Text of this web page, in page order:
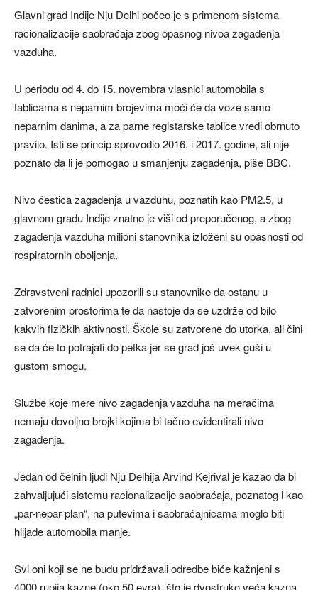
Glavni grad Indije Nju Delhi počeo je s primenom sistema
racionalizacije saobraćaja zbog opasnog nivoa zagađenja
vazduha.
U periodu od 4. do 15. novembra vlasnici automobila s
tablicama s neparnim brojevima moći će da voze samo
neparnim danima, a za parne registarske tablice vredi obrnuto
pravilo. Isti se princip sprovodio 2016. i 2017. godine, ali nije
poznato da li je pomogao u smanjenju zagađenja, piše BBC.
Nivo čestica zagađenja u vazduhu, poznatih kao PM2.5, u
glavnom gradu Indije znatno je viši od preporučenog, a zbog
zagađenja vazduha milioni stanovnika izloženi su opasnosti od
respiratornih oboljenja.
Zdravstveni radnici upozorili su stanovnike da ostanu u
zatvorenim prostorima te da nastoje da se uzdrže od bilo
kakvih fizičkih aktivnosti. Škole su zatvorene do utorka, ali čini
se da će to potrajati do petka jer se grad još uvek guši u
gustom smogu.
Službe koje mere nivo zagađenja vazduha na meračima
nemaju dovoljno brojki kojima bi tačno evidentirali nivo
zagađenja.
Jedan od čelnih ljudi Nju Delhija Arvind Kejrival je kazao da bi
zahvaljujući sistemu racionalizacije saobraćaja, poznatog i kao
„par-nepar plan“, na putevima i saobraćajnicama moglo biti
hiljade automobila manje.
Svi oni koji se ne budu pridržavali odredbe biće kažnjeni s
4000 rupija kazne (oko 50 evra), što je dvostruko veća kazna